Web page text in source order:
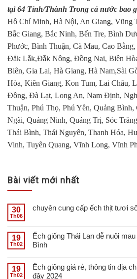
tại 64 Tỉnh/Thành Trong cả nước bao
Hồ Chí Minh, Hà Nội, An Giang, Vũng
Bắc Giang, Bắc Ninh, Bến Tre, Bình
Phước, Bình Thuận, Cà Mau, Cao
Đắk Lắk,Đắk Nông, Đồng Nai, Biên
Biên, Gia Lai, Hà Giang, Hà Nam,Sài
Hòa, Kiên Giang, Kon Tum, Lai Châu,
Đồng, Đà Lạt, Long An, Nam Định,
Thuận, Phú Thọ, Phú Yên, Quảng Bình,
Ngãi, Quảng Ninh, Quảng Trị, Sóc
Thái Bình, Thái Nguyên, Thanh Hóa,
Vinh, Tuyên Quang, Vĩnh Long, Vĩnh
Bài viết mới nhất
30
Th06
chuyên cung cấp ếch thịt tươi
19
Th02
Ếch giống Thái Lan dễ nuôi
Bình
19
Th02
Ếch giống giá rẻ, thông tin địa
đây 2024